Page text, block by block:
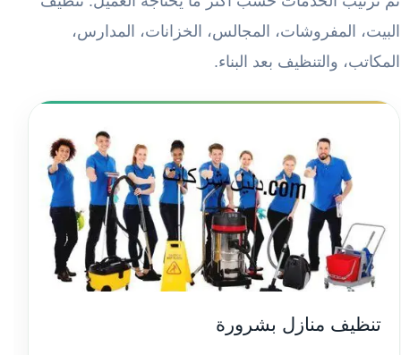
البيت، المفروشات، المجالس، الخزانات، المدارس،
المكاتب، والتنظيف بعد البناء.
تنظيف منازل بشرورة